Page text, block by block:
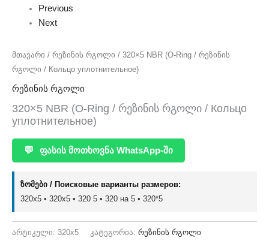
Previous
Next
მთავარი / რეზინის რგოლი / 320×5 NBR (O-Ring / რეზინის
რგოლი / Кольцо уплотнительное)
რეზინის რგოლი
320×5 NBR (O-Ring / რეზინის რგოლი / Кольцо
уплотнительное)
💬 ფასის მოთხოვნა WhatsApp-ში
ზომები / Поисковые варианты размеров:
320x5 • 320х5 • 320 5 • 320 на 5 • 320*5
არტიკული: 320x5 კატეგორია: რეზინის რგოლი